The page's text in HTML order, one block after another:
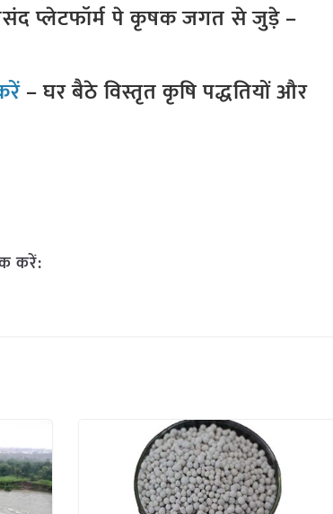
प्लेटफॉर्म पे कृषक जगत से जुड़े –
– घर बैठे विस्तृत कृषि पद्धतियों और
करें: